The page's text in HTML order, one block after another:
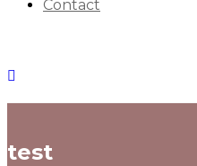
Contact
test